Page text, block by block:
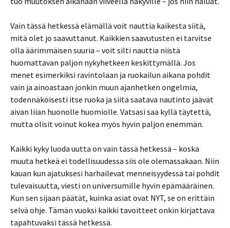
Vain tässä hetkessä elämällä voit nauttia kaikesta siitä,
mitä olet jo saavuttanut. Kaikkien saavutusten ei tarvitse
olla äärimmäisen suuria – voit silti nauttia niistä
huomattavan paljon nykyhetkeen keskittymällä. Jos
menet esimerkiksi ravintolaan ja ruokailun aikana pohdit
vain ja ainoastaan jonkin muun ajanhetken ongelmia,
todennäköisesti itse ruoka ja siitä saatava nautinto jäävät
aivan liian huonolle huomiolle. Vatsasi saa kyllä täytettä,
mutta olisit voinut kokea myös hyvin paljon enemmän.
Kaikki kyky luoda uutta on vain tässä hetkessä – koska
muuta hetkeä ei todellisuudessa siis ole olemassakaan. Niin
kauan kun ajatuksesi harhailevat menneisyydessä tai pohdit
tulevaisuutta, viesti on universumille hyvin epämääräinen.
Kun sen sijaan päätät, kuinka asiat ovat NYT, se on erittäin
selvä ohje. Tämän vuoksi kaikki tavoitteet onkin kirjattava
tapahtuvaksi tässä hetkessä.